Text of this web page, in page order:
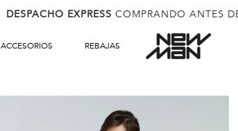
DESPACHO EXPRESS COMPRANDO ANTES
ACCESORIOS REBAJAS